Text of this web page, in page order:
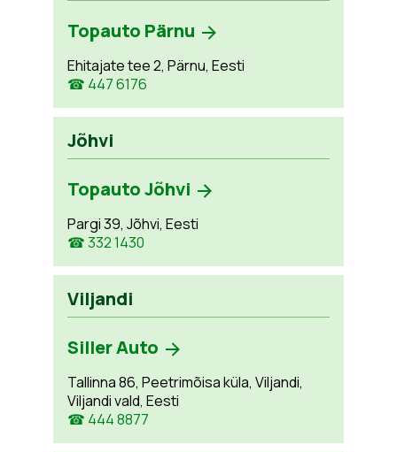
Topauto Pärnu
Ehitajate tee 2, Pärnu, Eesti
☎ 447 6176
Jõhvi
Topauto Jõhvi
Pargi 39, Jõhvi, Eesti
☎ 332 1430
Viljandi
Siller Auto
Tallinna 86, Peetrimõisa küla, Viljandi,
Viljandi vald, Eesti
☎ 444 8877